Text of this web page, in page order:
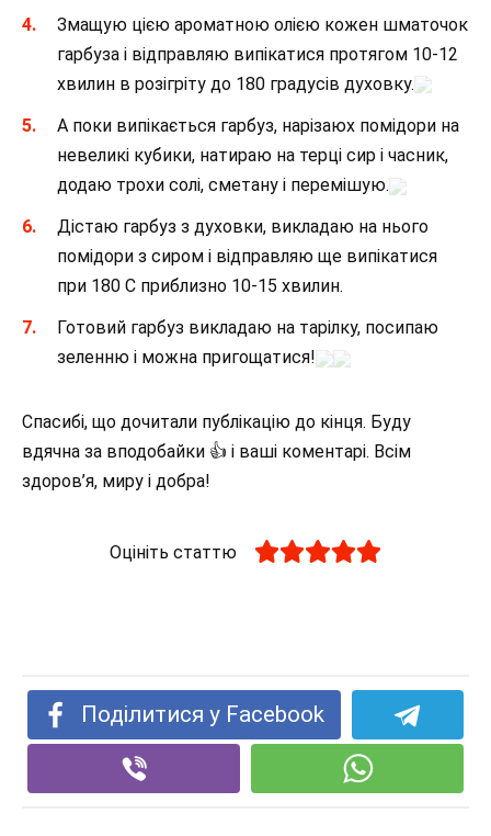
Змащую цією ароматною олією кожен шматочок
гарбуза і відправляю випікатися протягом 10-12
хвилин в розігріту до 180 градусів духовку.
А поки випікається гарбуз, нарізаюх помідори на
невеликі кубики, натираю на терці сир і часник,
додаю трохи солі, сметану і перемішую.
Дістаю гарбуз з духовки, викладаю на нього
помідори з сиром і відправляю ще випікатися
при 180 С приблизно 10-15 хвилин.
Готовий гарбуз викладаю на тарілку, посипаю
зеленню і можна пригощатися!
Спасибі, що дочитали публікацію до кінця. Буду
вдячна за вподобайки 👍 і ваші коментарі. Всім
здоров’я, миру і добра!
Оцініть статтю
Поділитися у Facebook